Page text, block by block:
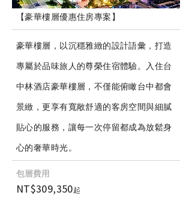
豪華樓層，以沉穩雅緻的設計語彙，打造
專屬於品味旅人的尊榮住宿體驗。入住台
中林酒店豪華樓層，不僅能俯瞰台中都會
景緻，更享有寬敞舒適的客房空間與細膩
貼心的服務，讓每一次停留都成為放鬆身
心的奢華時光。
【豪華樓層優惠住房專案】
​包層費用
NT$309,350起